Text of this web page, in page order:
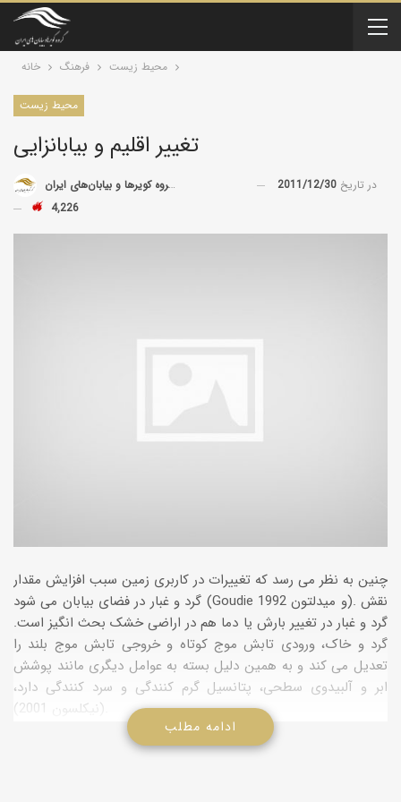
خانه فرهنگ محیط زیست
محیط زیست
تغییر اقلیم و بیابانزایی
توسط گروه کویرها و بیابان‌های ایران در تاریخ 2011/12/30
4,226
چنین به نظر می رسد که تغییرات در کاربری زمین سبب افزایش مقدار
گرد و غبار در فضای بیابان می شود (Goudie و میدلتون 1992). نقش
گرد و غبار در تغییر بارش یا دما هم در اراضی خشک بحث انگیز است.
گرد و خاک، ورودی تابش موج کوتاه و خروجی تابش موج بلند را
تعدیل می کند و به همین دلیل بسته به عوامل دیگری مانند پوشش
ابر و آلبیدوی سطحی، پتانسیل گرم کنندگی و سرد کنندگی دارد،
موقعی که مقادیر گرد و غبار زیاد باشد ممکن است بدلیل اثراتش در
ادامه مطلب